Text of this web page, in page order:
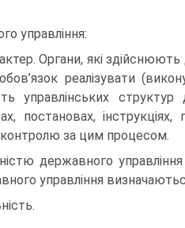
управління:
Органи, які
реалізувати
управлінських
постановах,
контролю за цим процесом.
державного
управління